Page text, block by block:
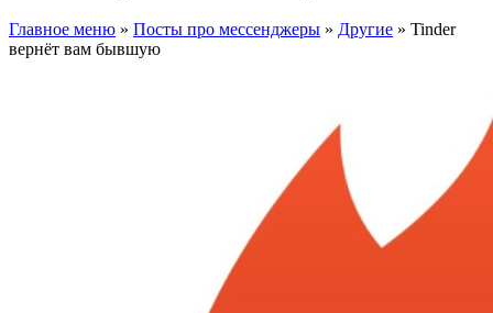
Главное меню » Посты про мессенджеры » Другие » Tinder
вернёт вам бывшую